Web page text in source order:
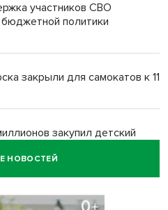
участников СВО
политики
закрыли для самокатов к 11
закупил детский
НОВОСТЕЙ